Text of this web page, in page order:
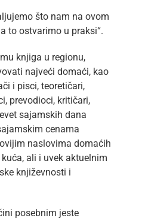
što nam na ovom
to ostvarimo u praksi“.
knjiga u regionu,
najveći domaći, kao
i pisci, teoretičari,
prevodioci, kritičari,
sajamskih dana
cenama
naslovima domaćih
ali i uvek aktuelnim
književnosti i
posebnim jeste